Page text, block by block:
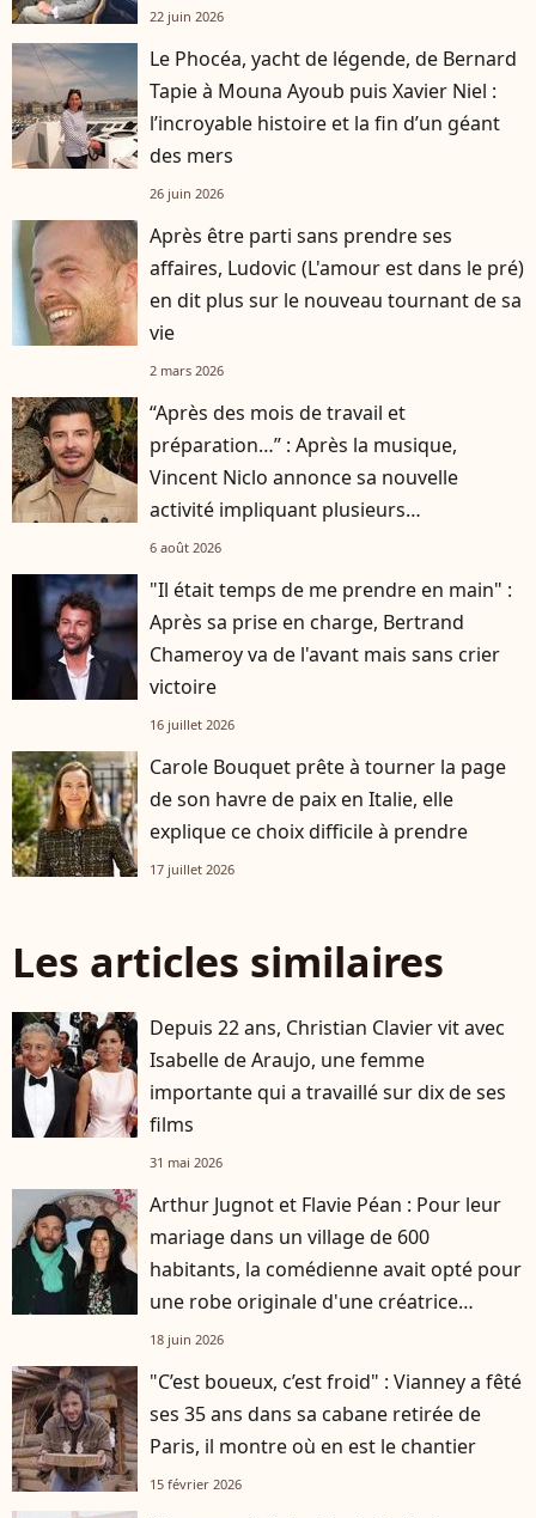
22 juin 2026
Le Phocéa, yacht de légende, de Bernard
Tapie à Mouna Ayoub puis Xavier Niel :
l’incroyable histoire et la fin d’un géant
des mers
26 juin 2026
Après être parti sans prendre ses
affaires, Ludovic (L'amour est dans le pré)
en dit plus sur le nouveau tournant de sa
vie
2 mars 2026
“Après des mois de travail et
préparation…” : Après la musique,
Vincent Niclo annonce sa nouvelle
activité impliquant plusieurs
personnalités
6 août 2026
"Il était temps de me prendre en main" :
Après sa prise en charge, Bertrand
Chameroy va de l'avant mais sans crier
victoire
16 juillet 2026
Carole Bouquet prête à tourner la page
de son havre de paix en Italie, elle
explique ce choix difficile à prendre
17 juillet 2026
Les articles similaires
Depuis 22 ans, Christian Clavier vit avec
Isabelle de Araujo, une femme
importante qui a travaillé sur dix de ses
films
31 mai 2026
Arthur Jugnot et Flavie Péan : Pour leur
mariage dans un village de 600
habitants, la comédienne avait opté pour
une robe originale d'une créatrice
française
18 juin 2026
"C’est boueux, c’est froid" : Vianney a fêté
ses 35 ans dans sa cabane retirée de
Paris, il montre où en est le chantier
15 février 2026